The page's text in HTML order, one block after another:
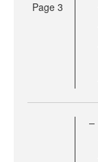
Page 3